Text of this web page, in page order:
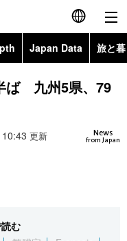
English
简体字
Japan Data 旅と
Topics
ば 九州5県、79
News
from Japan
更新
む